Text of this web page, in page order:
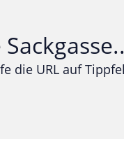
URL auf